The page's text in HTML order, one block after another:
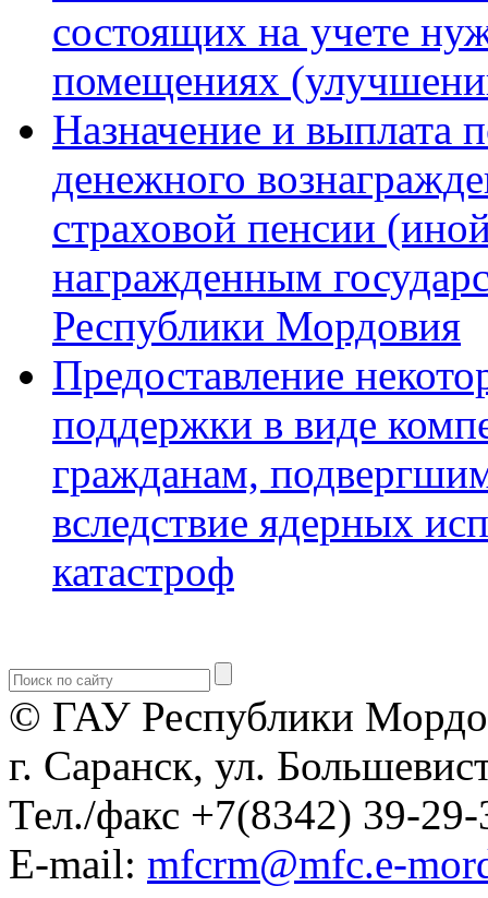
состоящих на учете
помещениях
Назначение и выплата
денежного
страховой пенсии
награжденным
Республики Мордовия
Предоставление
поддержки в виде
гражданам,
вследствие ядерных
катастроф
© ГАУ Республики
г. Саранск, ул.
Тел./факс +7(8342) 39-29-
E-mail: mfcrm@mfc.e-